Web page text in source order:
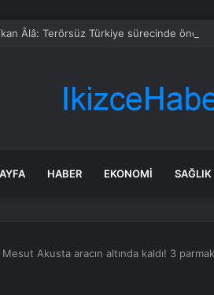
Âlâ: Terörsüz Türkiye sürecinde önemli
HABER EKONOMI SAĞLIK
Akusta aracın altında kaldı! 3 parmak